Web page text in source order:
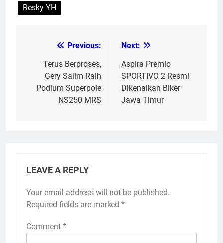
Resky YH
navigation
Previous:
Terus Berproses,
Gery Salim Raih
Podium Superpole
NS250 MRS
Next:
Aspira Premio
SPORTIVO 2 Resmi
Dikenalkan Biker
Jawa Timur
LEAVE A REPLY
Your email address will not be published.
Required fields are marked *
Comment *